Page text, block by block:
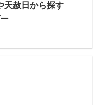
天赦日から探す